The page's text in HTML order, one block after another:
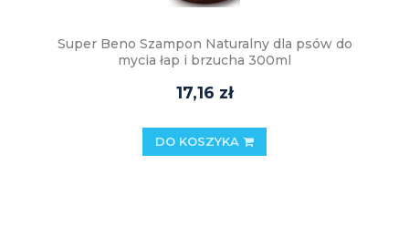
Super Beno Szampon Naturalny dla psów do
mycia łap i brzucha 300ml
17,16 zł
DO KOSZYKA